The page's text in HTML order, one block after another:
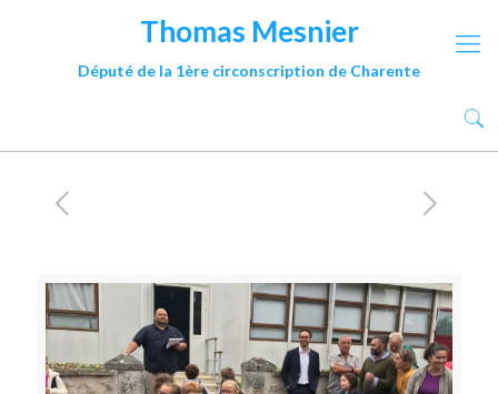
Thomas Mesnier
Député de la 1ère circonscription de Charente